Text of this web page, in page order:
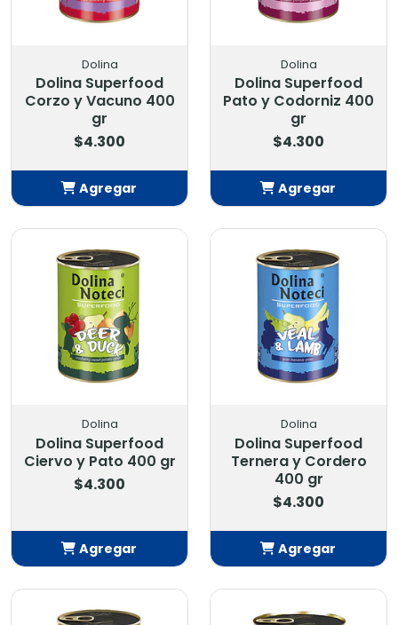
Dolina
Dolina Superfood
Corzo y Vacuno 400
gr
$4.300
Agregar
Añadido
Dolina
Dolina Superfood
Pato y Codorniz 400
gr
$4.300
Agregar
Añadido
Dolina
Dolina Superfood
Ciervo y Pato 400 gr
$4.300
Agregar
Dolina
Dolina Superfood
Ternera y Cordero
400 gr
$4.300
Agregar